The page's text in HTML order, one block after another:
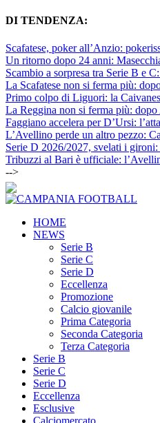
DI TENDENZA:
Scafatese, poker all’Anzio:
Un ritorno dopo 24 anni:
Scambio a sorpresa tra Serie B e
La Scafatese non si ferma più:
Primo colpo di Liguori: la
La Reggina non si ferma più: dopo
Faggiano accelera per D’Ursi:
L’Avellino perde un altro pezzo:
Serie D 2026/2027, svelati i
Tribuzzi al Bari è ufficiale:
-->
HOME
NEWS
Serie B
Serie C
Serie D
Eccellenza
Promozione
Calcio giovanile
Prima Categoria
Seconda Categoria
Terza Categoria
Serie B
Serie C
Serie D
Eccellenza
Esclusive
Calciomercato